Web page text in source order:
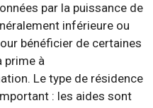
par la puissance de
inférieure ou
bénéficier de certaines
prime à
Le type de résidence
: les aides sont